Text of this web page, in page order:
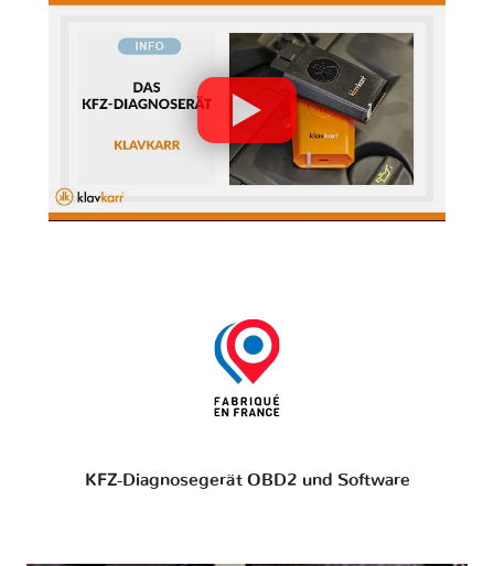
KFZ-Diagnosegerät OBD2 und Software